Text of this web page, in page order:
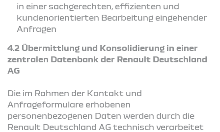
in einer sachgerechten, effizienten und
kundenorientierten Bearbeitung eingehender
Anfragen
4.2 Übermittlung und Konsolidierung in einer
zentralen Datenbank der Renault Deutschland
AG
Die im Rahmen der Kontakt und
Anfrageformulare erhobenen
personenbezogenen Daten werden durch die
Renault Deutschland AG technisch verarbeitet